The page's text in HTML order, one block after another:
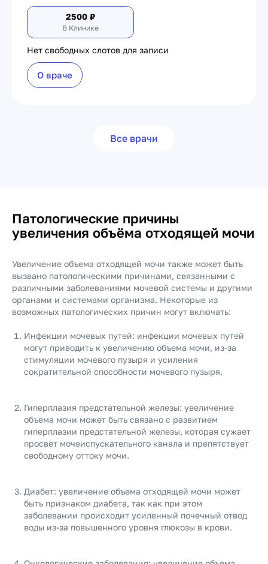
2500 ₽
В Клинике
Нет свободных слотов для записи
О враче
Все врачи
Патологические причины
увеличения объёма отходящей мочи
Увеличение объема отходящей мочи также может быть
вызвано патологическими причинами, связанными с
различными заболеваниями мочевой системы и другими
органами и системами организма. Некоторые из
возможных патологических причин могут включать:
Инфекции мочевых путей: инфекции мочевых путей
могут приводить к увеличению объема мочи, из-за
стимуляции мочевого пузыря и усиления
сократительной способности мочевого пузыря.
Гиперплазия предстательной железы: увеличение
объема мочи может быть связано с развитием
гиперплазии предстательной железы, которая сужает
просвет мочеиспускательного канала и препятствует
свободному оттоку мочи.
Диабет: увеличение объема отходящей мочи может
быть признаком диабета, так как при этом
заболевании происходит усиленный почечный отвод
воды из-за повышенного уровня глюкозы в крови.